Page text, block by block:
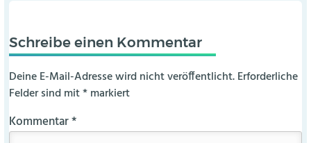
Schreibe einen Kommentar
Deine E-Mail-Adresse wird nicht veröffentlicht. Erforderliche
Felder sind mit*markiert
Kommentar*